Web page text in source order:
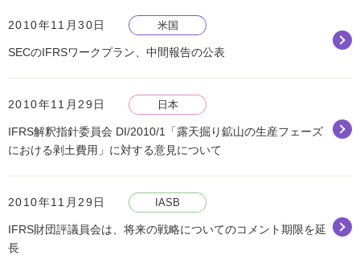
2010年11月30日 米国
SECのIFRSワークプラン、中間報告の公表
2010年11月29日 日本
IFRS解釈指針委員会 DI/2010/1「露天掘り鉱山の生産フェーズ
における剥土費用」に対する意見について
2010年11月29日 IASB
IFRS財団評議員会は、将来の戦略についてのコメント期限を延
長